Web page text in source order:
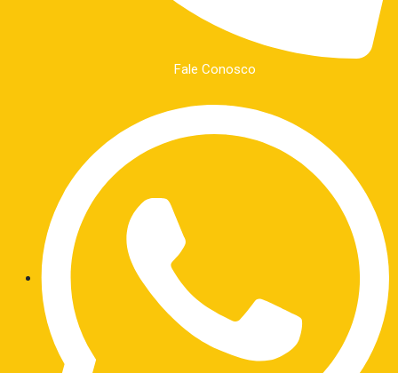
Fale Conosco